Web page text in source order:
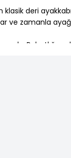
deri
ve zamanla